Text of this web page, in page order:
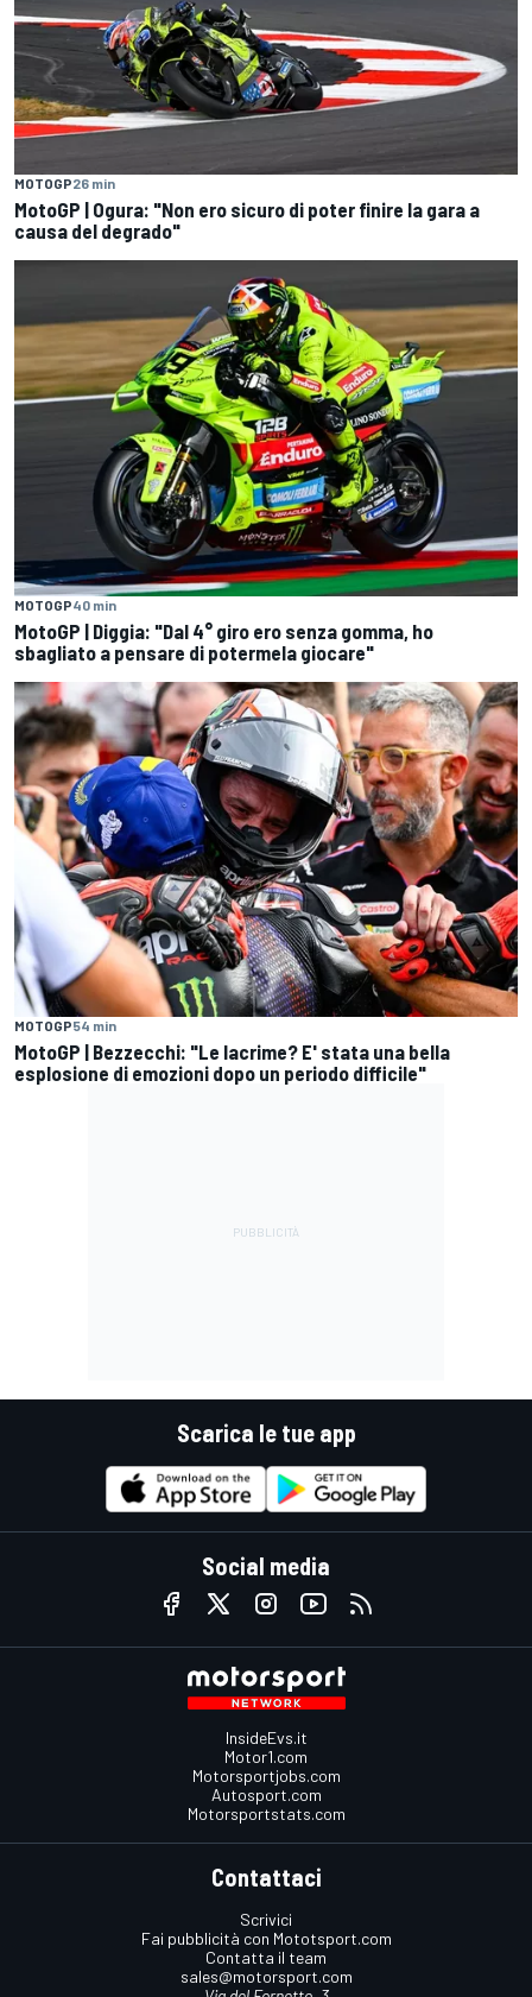
MOTOGP26 min
MotoGP | Ogura: "Non ero sicuro di poter finire la gara a
causa del degrado"
MOTOGP40 min
MotoGP | Diggia: "Dal 4° giro ero senza gomma, ho
sbagliato a pensare di potermela giocare"
MOTOGP54 min
MotoGP | Bezzecchi: "Le lacrime? E' stata una bella
esplosione di emozioni dopo un periodo difficile"
Scarica le tue app
Social media
InsideEvs.it
Motor1.com
Motorsportjobs.com
Autosport.com
Motorsportstats.com
Contattaci
Scrivici
Fai pubblicità con Mototsport.com
Contatta il team
sales@motorsport.com